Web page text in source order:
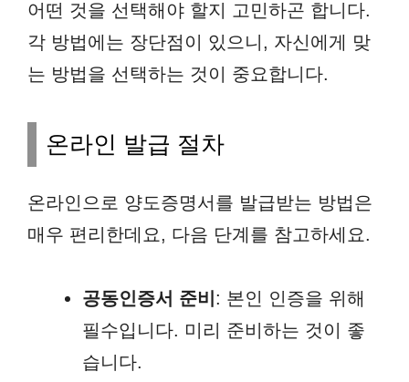
어떤 것을 선택해야 할지 고민하곤 합니다.
각 방법에는 장단점이 있으니, 자신에게 맞
는 방법을 선택하는 것이 중요합니다.
온라인 발급 절차
온라인으로 양도증명서를 발급받는 방법은
매우 편리한데요, 다음 단계를 참고하세요.
공동인증서 준비 : 본인 인증을 위해
필수입니다. 미리 준비하는 것이 좋
습니다.